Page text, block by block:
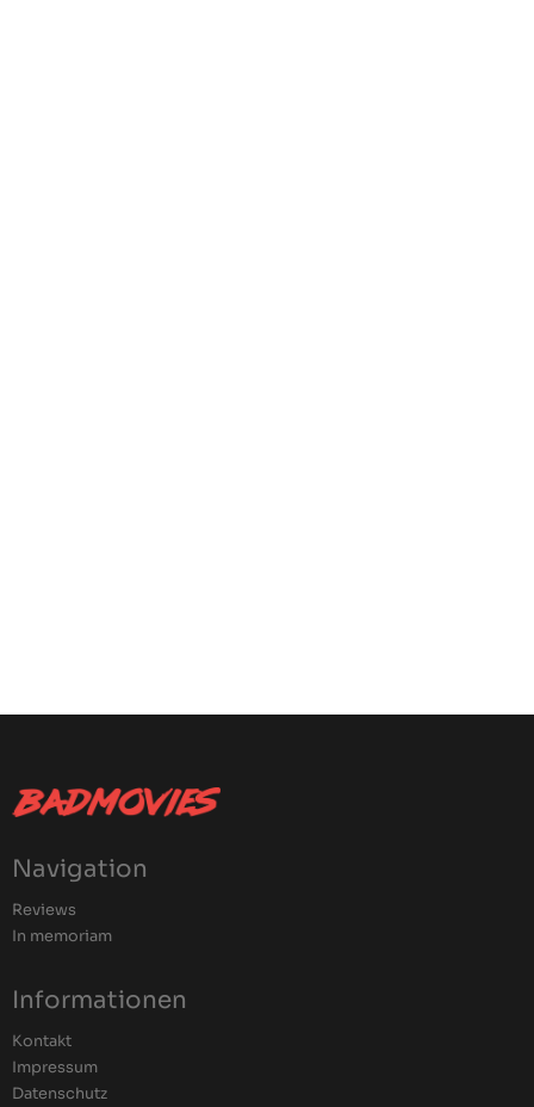
Navigation
Reviews
In memoriam
Informationen
Kontakt
Impressum
Datenschutz